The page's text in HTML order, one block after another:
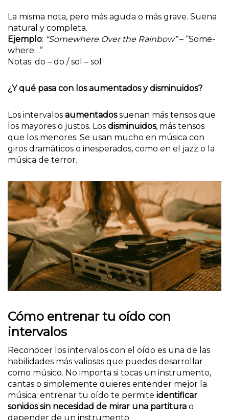
La misma nota, pero más aguda o más grave. Suena
natural y completa.
Ejemplo: “Somewhere Over the Rainbow”– “Some-
where…”
Notas: do – do / sol – sol
¿Y qué pasa con los aumentados y disminuidos?
Los intervalos aumentadossuenan más tensos que
los mayores o justos. Los disminuidos, más tensos
que los menores. Se usan mucho en música con
giros dramáticos o inesperados, como en el jazz o la
música de terror.
Cómo entrenar tu oído con
intervalos
Reconocer los intervalos con el oído es una de las
habilidades más valiosas que puedes desarrollar
como músico. No importa si tocas un instrumento,
cantas o simplemente quieres entender mejor la
música: entrenar tu oído te permite identificar
sonidos sin necesidad de mirar una partitura o
depender de un instrumento.